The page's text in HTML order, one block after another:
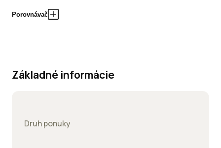
Porovnávač
Základné informácie
Druh ponuky